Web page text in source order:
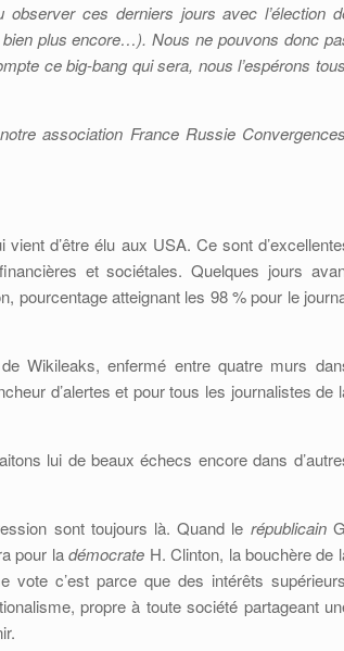
ces derniers jours avec l’élection
plus encore…). Nous ne pouvons donc
ce big-bang qui sera, nous l’espérons
association France Russie
d’être élu aux USA. Ce sont
et sociétales. Quelques jours
pourcentage atteignant les 98 % pour le
Wikileaks, enfermé entre quatre murs
d’alertes et pour tous les journalistes de
lui de beaux échecs encore dans
sont toujours là. Quand le républicain
pour ladémocrate H. Clinton, la bouchère de
vote c’est parce que des intérêts
propre à toute société partageant